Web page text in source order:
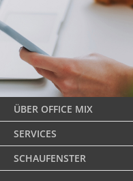
ÜBER OFFICE MIX
SERVICES
SCHAUFENSTER